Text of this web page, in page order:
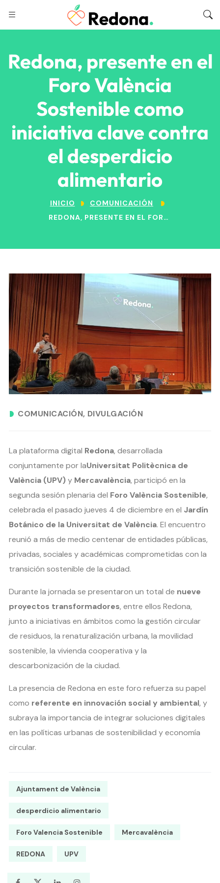
Redona, presente en el
Foro València
Sostenible como
iniciativa clave contra
el desperdicio
alimentario
INICIO
COMUNICACIÓN
REDONA, PRESENTE EN EL FORO VALÈNCIA SOSTENIBLE COMO INICIATIVA CLAVE CONTRA EL DESPERDICIO ALIMENTARIO
COMUNICACIÓN DIVULGACIÓN
La plataforma digital Redona, desarrollada
conjuntamente por laUniversitat Politècnica de
València (UPV) y Mercavalència, participó en la
segunda sesión plenaria del Foro València Sostenible,
celebrada el pasado jueves 4 de diciembre en el Jardín
Botánico de la Universitat de València. El encuentro
reunió a más de medio centenar de entidades públicas,
privadas, sociales y académicas comprometidas con la
transición sostenible de la ciudad.
Durante la jornada se presentaron un total de nueve
proyectos transformadores, entre ellos Redona,
junto a iniciativas en ámbitos como la gestión circular
de residuos, la renaturalización urbana, la movilidad
sostenible, la vivienda cooperativa y la
descarbonización de la ciudad.
La presencia de Redona en este foro refuerza su papel
como referente en innovación social y ambiental, y
subraya la importancia de integrar soluciones digitales
en las políticas urbanas de sostenibilidad y economía
circular.
Ajuntament de València
desperdicio alimentario
Foro Valencia Sostenible Mercavalència
REDONA UPV